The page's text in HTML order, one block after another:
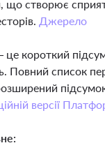
що створює
Джерело
короткий
Повний список
версії